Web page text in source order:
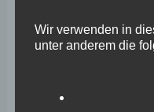
erstickt im Verkehr“
Wir verwenden in
unter anderem die